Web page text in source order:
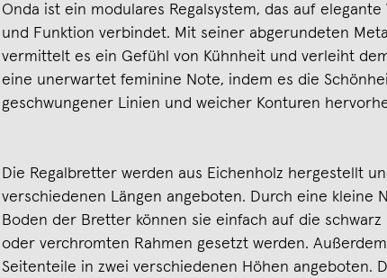
Onda ist ein modulares Regalsystem, das auf elegante
und Funktion verbindet. Mit seiner abgerundeten
vermittelt es ein Gefühl von Kühnheit und verleiht
eine unerwartet feminine Note, indem es die
geschwungener Linien und weicher Konturen
Die Regalbretter werden aus Eichenholz hergestellt
verschiedenen Längen angeboten. Durch eine kleine
Boden der Bretter können sie einfach auf die schwarz
oder verchromten Rahmen gesetzt werden.
Seitenteile in zwei verschiedenen Höhen angeboten.